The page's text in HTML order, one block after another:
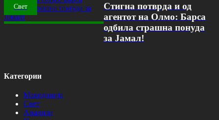
Свет
Стигна потврда и од
агентот на Олмо: Барса
одбила страшна понуда
за Јамал!
Категории
Македонија
Свет
Анализи